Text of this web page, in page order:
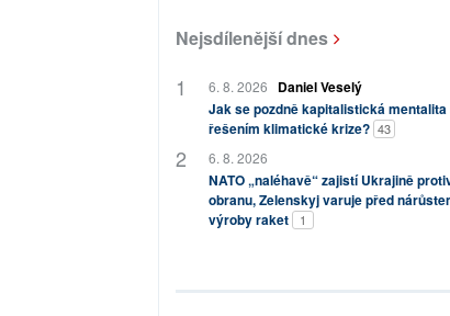
Nejsdílenější dnes
6. 8. 2026
Daniel Veselý
Jak se pozdně kapitalistická mentalita
řešením klimatické krize? 43
6. 8. 2026
NATO „naléhavě“ zajistí Ukrajině
obranu, Zelenskyj varuje před
výroby raket
1